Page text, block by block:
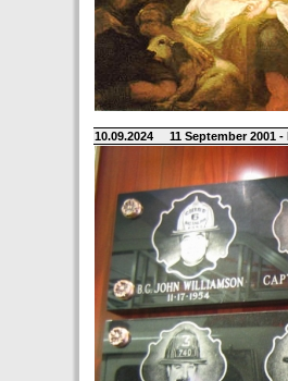
10.09.2024 11 September 2001